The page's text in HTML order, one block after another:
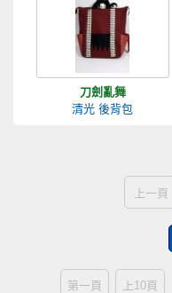
刀劍亂舞
清光 後背包
上一頁
第一頁 上10頁